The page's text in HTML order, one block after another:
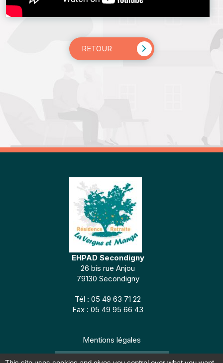
RETOUR
EHPAD Secondigny
26 bis rue Anjou
79130 Secondigny
Tél : 05 49 63 71 22
Fax : 05 49 95 66 43
Mentions légales
CONCEPTION : TABULARASA